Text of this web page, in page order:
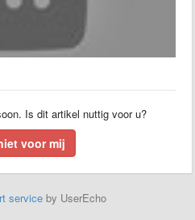
Is dit artikel nuttig voor u?
voor mij
service by UserEcho